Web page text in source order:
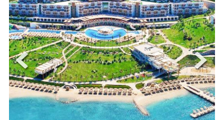
ЗА НАС
КОНТАКТИ
ФИРМЕНИ ДОКУМЕНТИ
0700 144 34 Запитване
ПОСЛЕДВАЙТЕ НИ